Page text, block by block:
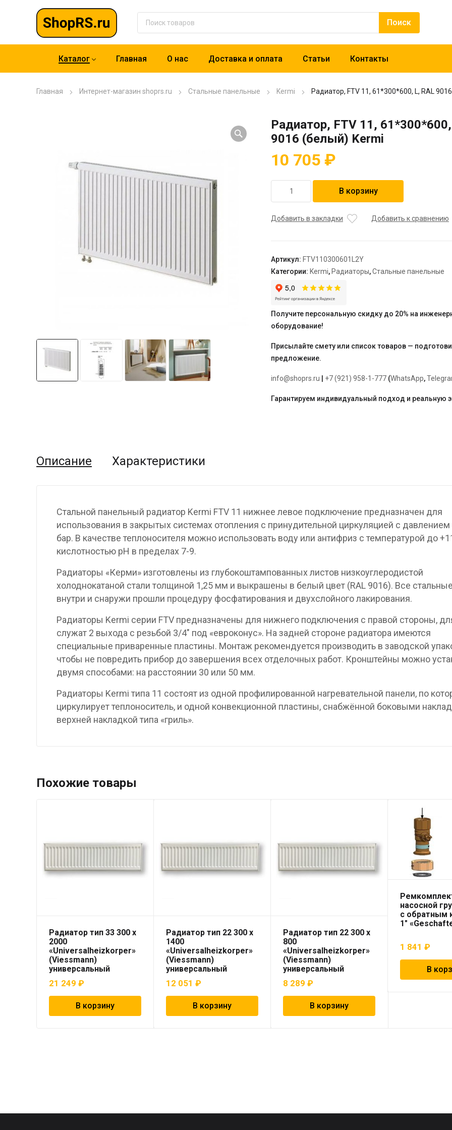
Каталог Главная О нас Доставка и оплата Статьи Контакты
Главная Интернет-магазин shoprs.ru Стальные панельные Kermi Радиатор, FTV 11, 61*300*600, L, RAL
Радиатор, FTV 11,
9016 (белый) Kermi
10 705 ₽
товара
FTV
RAL
9016
(белый)
Kermi
В корзину
Добавить в закладки Добавить к сравнению
Артикул: FTV110300601L2Y
Категории: Kermi, Радиаторы,Стальные панельные
Получите персональную скидку до 20% на
оборудование!
Присылайте смету или список товаров —
предложение.
info@shoprs.ru +7 (921) 958-1-777 (WhatsApp,
Гарантируем индивидуальный подход и реальную
Описание Характеристики
Стальной панельный радиатор Kermi FTV 11 нижнее левое подключение предназначен для
использования в закрытых системах отопления с принудительной циркуляцией с
бар. В качестве теплоносителя можно использовать воду или антифриз с температурой до
кислотностью pH в пределах 7-9.
Радиаторы «Керми» изготовлены из глубокоштампованных листов низкоуглеродистой
холоднокатаной стали толщиной 1,25 мм и выкрашены в белый цвет (RAL 9016). Все
внутри и снаружи прошли процедуру фосфатирования и двухслойного лакирования.
Радиаторы Kermi серии FTV предназначены для нижнего подключения с правой стороны,
служат 2 выхода с резьбой 3/4″ под «евроконус». На задней стороне радиатора имеются
специальные приваренные пластины. Монтаж рекомендуется производить в заводской
чтобы не повредить прибор до завершения всех отделочных работ. Кронштейны можно
двумя способами: на расстоянии 30 или 50 мм.
Радиаторы Kermi типа 11 состоят из одной профилированной нагревательной панели, по
циркулирует теплоноситель, и одной конвекционной пластины, снабжённой боковыми
верхней накладкой типа «гриль».
Похожие товары
Радиатор тип 33 300 x
2000
«Universalheizkorper»
(Viessmann)
универсальный
21 249 ₽
В корзину
Радиатор тип 22 300 x
1400
«Universalheizkorper»
(Viessmann)
универсальный
12 051₽
В корзину
Радиатор тип 22 300 x
800
«Universalheizkorper»
(Viessmann)
универсальный
8 289₽
В корзину
насосной
с обратным
1″
1 841₽
В